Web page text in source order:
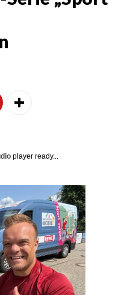
player ready...